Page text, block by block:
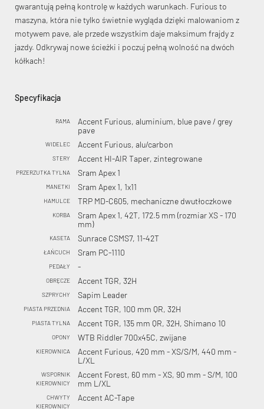
gwarantują pełną kontrolę w każdych warunkach. Furious to
maszyna, która nie tylko świetnie wygląda dzięki malowaniom z
motywem pave, ale przede wszystkim daje maksimum frajdy z
jazdy. Odkrywaj nowe ścieżki i poczuj pełną wolność na dwóch
kółkach!
Specyfikacja
RAMA
Accent Furious, aluminium, blue pave / grey
pave
WIDELEC Accent Furious, alu/carbon
STERY Accent HI-AIR Taper, zintegrowane
PRZERZUTKA TYLNA Sram Apex 1
MANETKI Sram Apex 1, 1x11
HAMULCE TRP MD-C605, mechaniczne dwutłoczkowe
KORBA
Sram Apex 1, 42T, 172.5 mm (rozmiar XS - 170
mm)
KASETA Sunrace CSMS7, 11-42T
ŁAŃCUCH Sram PC-1110
PEDAŁY -
OBRĘCZE Accent TGR, 32H
SZPRYCHY Sapim Leader
PIASTA PRZEDNIA Accent TGR, 100 mm QR, 32H
PIASTA TYLNA Accent TGR, 135 mm QR, 32H, Shimano 10
OPONY WTB Riddler 700x45C, zwijane
KIEROWNICA
Accent Furious, 420 mm - XS/S/M, 440 mm -
L/XL
WSPORNIK
KIEROWNICY
Accent Forest, 60 mm - XS, 90 mm - S/M, 100
mm L/XL
CHWYTY
KIEROWNICY
Accent AC-Tape